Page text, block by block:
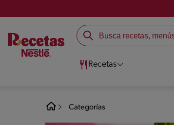
Recetas
Categorías